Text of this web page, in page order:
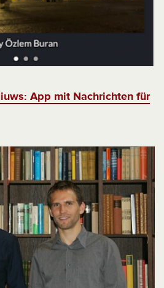
App mit Nachrichten für